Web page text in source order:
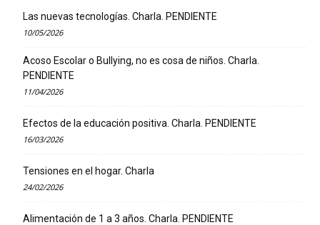
Las nuevas tecnologías. Charla. PENDIENTE
10/05/2026
Acoso Escolar o Bullying, no es cosa de niños. Charla.
PENDIENTE
11/04/2026
Efectos de la educación positiva. Charla. PENDIENTE
16/03/2026
Tensiones en el hogar. Charla
24/02/2026
Alimentación de 1 a 3 años. Charla. PENDIENTE